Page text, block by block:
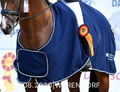
– 30.08.2026|WARENDORF